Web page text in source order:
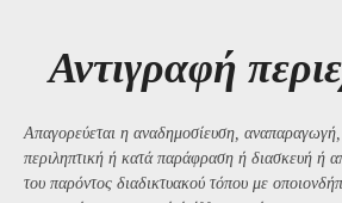
Αντιγραφή
Απαγορεύεται η αναδημοσίευση,
περιληπτική ή κατά παράφραση ή διασκευή ή
του παρόντος διαδικτυακού τόπου με